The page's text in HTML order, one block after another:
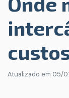
Atualizado em 05/